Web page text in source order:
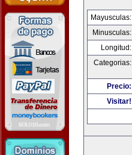
Mayusculas:
Minusculas:
Longitud:
Categorias:
Precio:
Visitar!